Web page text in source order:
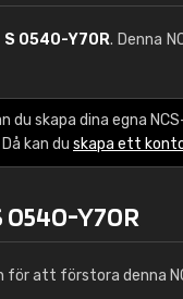
S 0540-Y70R. Denna
du skapa dina egna
kan du skapa ett
0540-Y70R
för att förstora denna